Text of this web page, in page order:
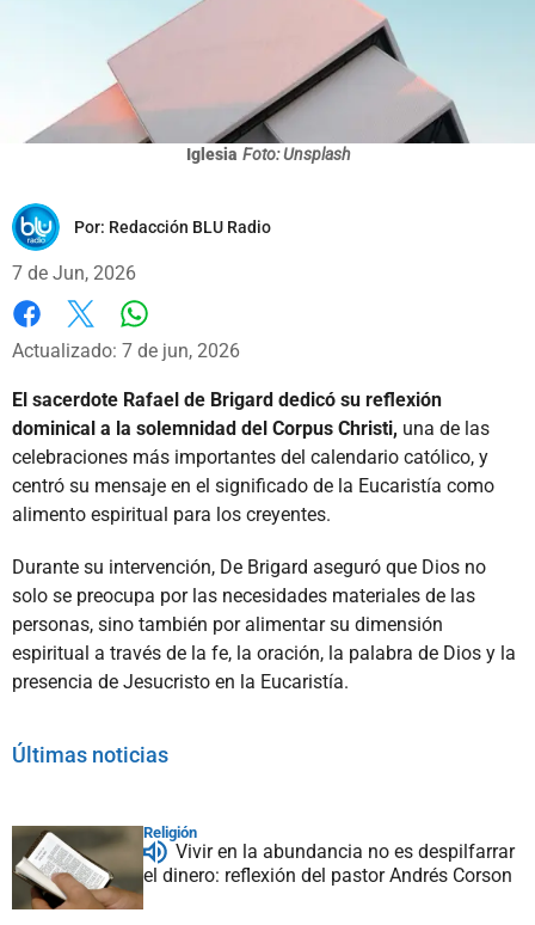
Iglesia Foto: Unsplash
Por: Redacción BLU Radio
7 de Jun, 2026
Facebook
X
Actualizado: 7 de jun, 2026
El sacerdote Rafael de Brigard dedicó su reflexión
dominical a la solemnidad del Corpus Christi, una de las
celebraciones más importantes del calendario católico, y
centró su mensaje en el significado de la Eucaristía como
alimento espiritual para los creyentes.
Durante su intervención, De Brigard aseguró que Dios no
solo se preocupa por las necesidades materiales de las
personas, sino también por alimentar su dimensión
espiritual a través de la fe, la oración, la palabra de Dios y la
presencia de Jesucristo en la Eucaristía.
Últimas noticias
Religión
Vivir en la abundancia no es despilfarrar
el dinero: reflexión del pastor Andrés Corson